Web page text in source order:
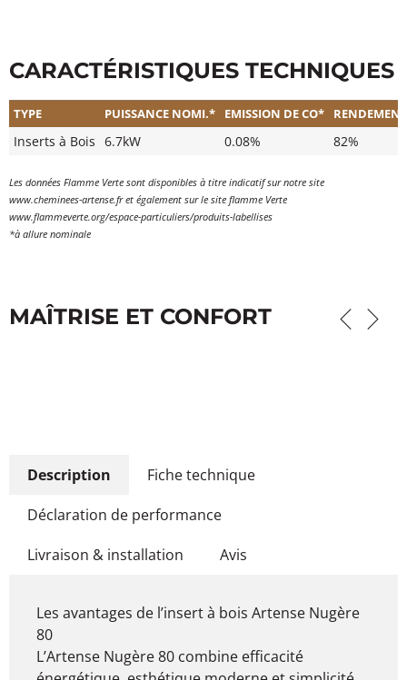
CARACTÉRISTIQUES TECHNIQUES
TYPE PUISSANCE NOMI.* EMISSION DE CO*
Inserts à Bois 6.7kW 0.08% 82%
Les données Flamme Verte sont disponibles à titre indicatif sur notre site
www.cheminees-artense.fr et également sur le site flamme Verte
www.flammeverte.org/espace-particuliers/produits-labellises
*à allure nominale
MAÎTRISE ET CONFORT
Description
Fiche technique
Déclaration de performance
Livraison & installation
Avis
Les avantages de l’insert à bois Artense Nugère
80
L’Artense Nugère 80 combine efficacité